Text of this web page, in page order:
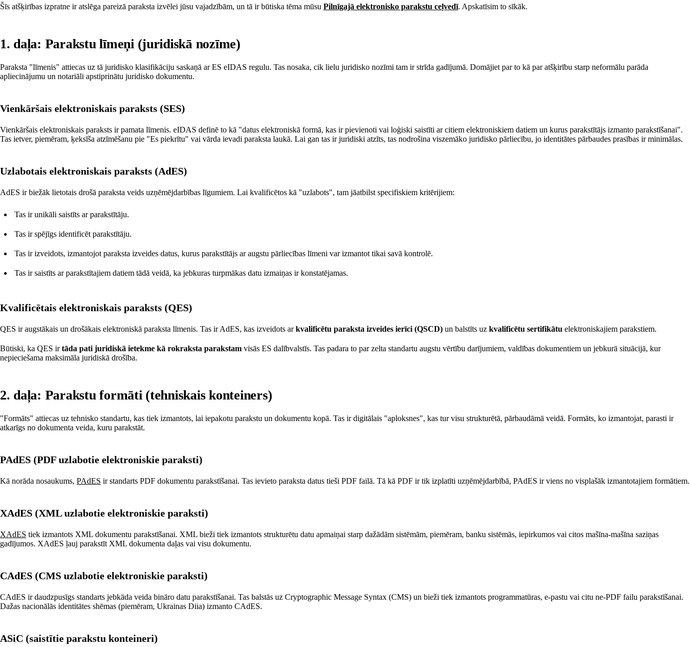
Šīs atšķirības izpratne ir atslēga pareizā paraksta izvēlei jūsu vajadzībām, un tā ir būtiska tēma mūsu Pilnīgajā elektronisko parakstu ceļvedī. Apskatīsim to sīkāk.
1. daļa: Parakstu līmeņi (juridiskā nozīme)
Paraksta "līmenis" attiecas uz tā juridisko klasifikāciju saskaņā ar ES eIDAS regulu. Tas nosaka, cik lielu juridisko nozīmi tam ir strīda gadījumā. Domājiet par to kā par atšķirību starp neformālu parāda
apliecinājumu un notariāli apstiprinātu juridisko dokumentu.
Vienkāršais elektroniskais paraksts (SES)
Vienkāršais elektroniskais paraksts ir pamata līmenis. eIDAS definē to kā "datus elektroniskā formā, kas ir pievienoti vai loģiski saistīti ar citiem elektroniskiem datiem un kurus parakstītājs izmanto parakstīšanai".
Tas ietver, piemēram, ķeksīša atzīmēšanu pie "Es piekrītu" vai vārda ievadi paraksta laukā. Lai gan tas ir juridiski atzīts, tas nodrošina viszemāko juridisko pārliecību, jo identitātes pārbaudes prasības ir minimālas.
Uzlabotais elektroniskais paraksts (AdES)
AdES ir biežāk lietotais drošā paraksta veids uzņēmējdarbības līgumiem. Lai kvalificētos kā "uzlabots", tam jāatbilst specifiskiem kritērijiem:
Tas ir unikāli saistīts ar parakstītāju.
Tas ir spējīgs identificēt parakstītāju.
Tas ir izveidots, izmantojot paraksta izveides datus, kurus parakstītājs ar augstu pārliecības līmeni var izmantot tikai savā kontrolē.
Tas ir saistīts ar parakstītajiem datiem tādā veidā, ka jebkuras turpmākas datu izmaiņas ir konstatējamas.
Kvalificētais elektroniskais paraksts (QES)
QES ir augstākais un drošākais elektroniskā paraksta līmenis. Tas ir AdES, kas izveidots arkvalificētu paraksta izveides ierīci (QSCD) un balstīts uz kvalificētu sertifikātu elektroniskajiem parakstiem.
Būtiski, ka QES irtāda pati juridiskā ietekme kā rokraksta parakstam visās ES dalībvalstīs. Tas padara to par zelta standartu augstu vērtību darījumiem, valdības dokumentiem un jebkurā situācijā, kur
nepieciešama maksimāla juridiskā drošība.
2. daļa: Parakstu formāti (tehniskais konteiners)
"Formāts" attiecas uz tehnisko standartu, kas tiek izmantots, lai iepakotu parakstu un dokumentu kopā. Tas ir digitālais "aploksnes", kas tur visu strukturētā, pārbaudāmā veidā. Formāts, ko izmantojat, parasti ir
atkarīgs no dokumenta veida, kuru parakstāt.
PAdES (PDF uzlabotie elektroniskie paraksti)
Kā norāda nosaukums, PAdES ir standarts PDF dokumentu parakstīšanai. Tas ievieto paraksta datus tieši PDF failā. Tā kā PDF ir tik izplatīti uzņēmējdarbībā, PAdES ir viens no visplašāk izmantotajiem formātiem.
XAdES (XML uzlabotie elektroniskie paraksti)
XAdES tiek izmantots XML dokumentu parakstīšanai. XML bieži tiek izmantots strukturētu datu apmaiņai starp dažādām sistēmām, piemēram, banku sistēmās, iepirkumos vai citos mašīna-mašīna saziņas
gadījumos. XAdES ļauj parakstīt XML dokumenta daļas vai visu dokumentu.
CAdES (CMS uzlabotie elektroniskie paraksti)
CAdES ir daudzpusīgs standarts jebkāda veida bināro datu parakstīšanai. Tas balstās uz Cryptographic Message Syntax (CMS) un bieži tiek izmantots programmatūras, e-pastu vai citu ne-PDF failu parakstīšanai.
Dažas nacionālās identitātes shēmas (piemēram, Ukrainas Diia) izmanto CAdES.
ASiC (saistītie parakstu konteineri)